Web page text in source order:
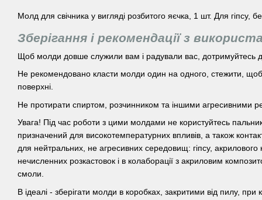
Молд для свічника у вигляді розбитого яєчка, 1 шт. Для гіпсу,
Зберігання і рекомендації з
Щоб молди довше служили вам і радували вас, дотримуйтесь
Не рекомендовано класти молди один на одного, стежити, щоб
поверхні.
Не протирати спиртом, розчинником та іншими агресивними
Увага! Під час роботи з цими молдами не користуйтесь
призначений для високотемпературних впливів, а також
для нейтральних, не агресивних середовищ: гіпсу,
нечисленних розкастовок і в колаборації з акриловим
смоли.
В ідеалі - зберігати молди в коробках, закритими від пилу, при